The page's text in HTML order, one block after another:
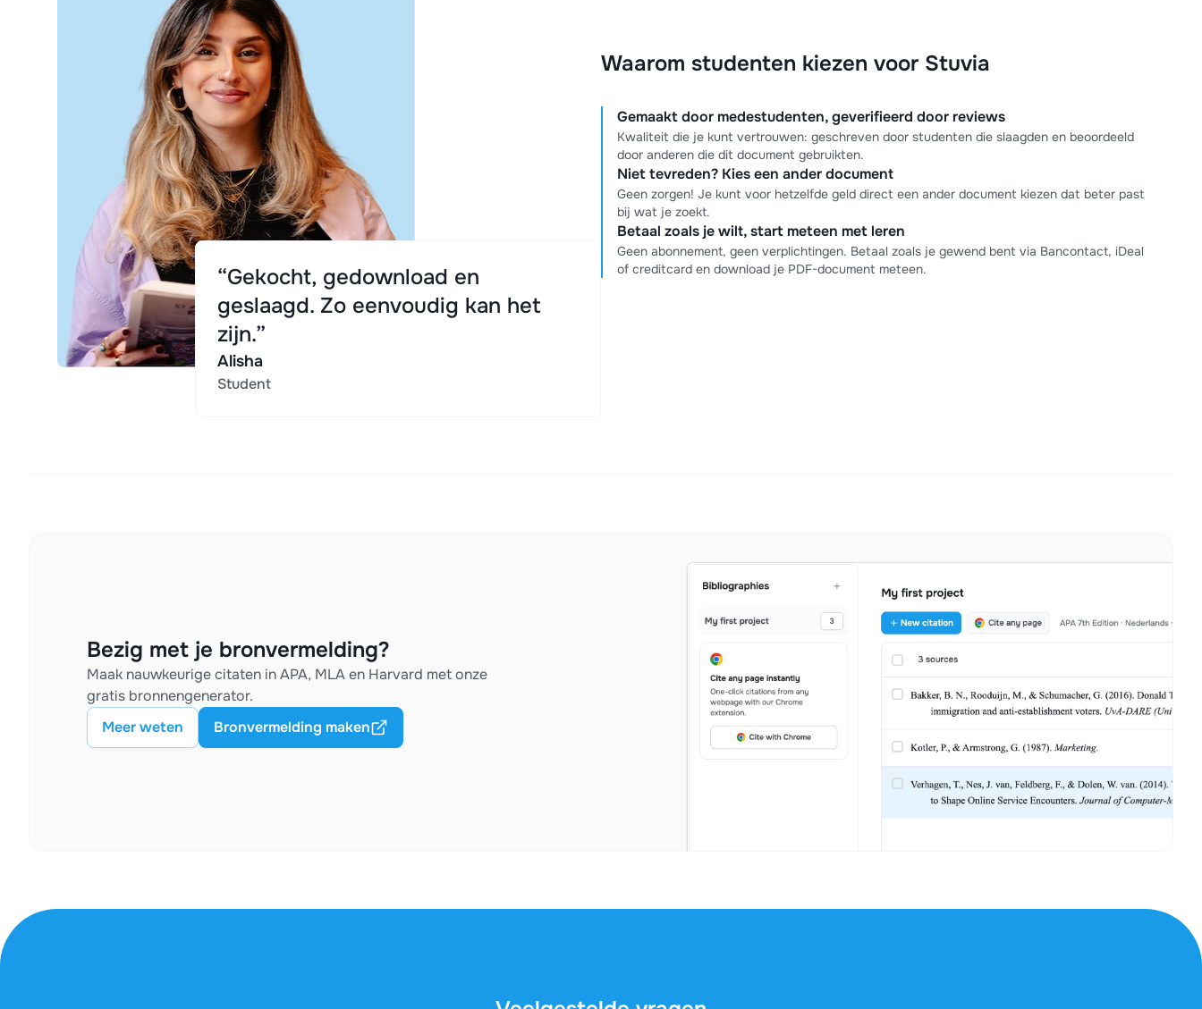
Waarom studenten kiezen voor Stuvia
Gemaakt door medestudenten, geverifieerd door reviews
Kwaliteit die je kunt vertrouwen: geschreven door studenten die slaagden en beoordeeld
door anderen die dit document gebruikten.
Niet tevreden? Kies een ander document
Geen zorgen! Je kunt voor hetzelfde geld direct een ander document kiezen dat beter past
bij wat je zoekt.
Betaal zoals je wilt, start meteen met leren
Geen abonnement, geen verplichtingen. Betaal zoals je gewend bent via Bancontact, iDeal
of creditcard en download je PDF-document meteen.
“Gekocht, gedownload en
geslaagd. Zo eenvoudig kan het
zijn.”
Alisha
Student
Bezig met je bronvermelding?
Maak nauwkeurige citaten in APA, MLA en Harvard met onze
gratis bronnengenerator.
Meer weten
Bronvermelding maken